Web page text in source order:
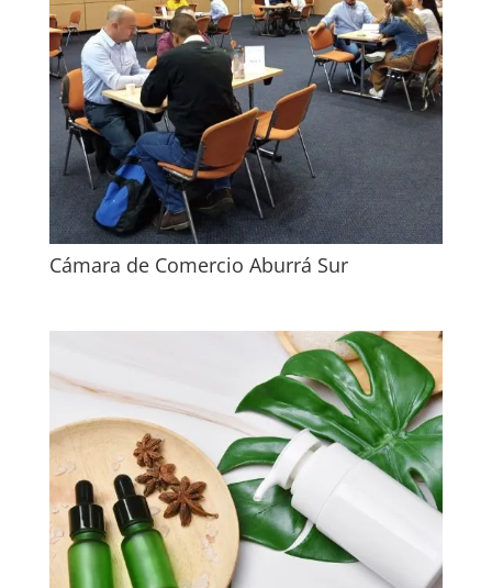
Cámara de Comercio Aburrá Sur